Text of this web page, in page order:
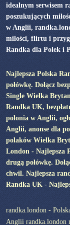
idealnym serwisem
poszukujących
w Anglii,
miłości, flirtu i
Randka dla Polek i
Najlepsza Polska
połówkę. Dołącz
Single Wielka
Randka UK,
polonia w Anglii,
Anglii, anonse dla
polaków Wielka
London - Najlepsza
drugą połówkę.
chwil. Najlepsza
Randka UK -
randka.london -
Anglii randka.london